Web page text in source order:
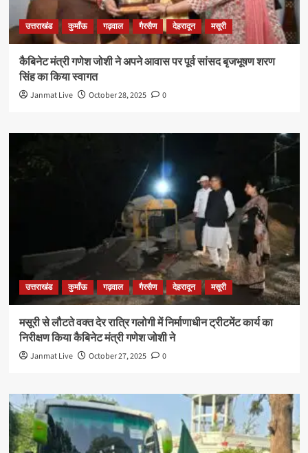
उत्तराखंड कुमाँऊ गढ़वाल गैरसैण देहरादून मसूरी
कैबिनेट मंत्री गणेश जोशी ने अपने आवास पर पूर्व सांसद बृजभूषण शरण
सिंह का किया स्वागत
Janmat Live October 28, 2025 0
उत्तराखंड कुमाँऊ गढ़वाल गैरसैण देहरादून मसूरी
मसूरी से लौटते वक्त देर रात्रि गलोगी में निर्माणाधीन ट्रीटमेंट कार्य का
निरीक्षण किया कैबिनेट मंत्री गणेश जोशी ने
Janmat Live October 27, 2025 0